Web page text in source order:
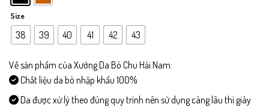
Size
38 39 40 41 42 43
Về sản phẩm của Xưởng Da Bò Chu Hải Nam:
Chất liệu da bò nhập khẩu 100%
Da được xử lý theo đúng quy trình nên sử dụng càng lâu thì giày